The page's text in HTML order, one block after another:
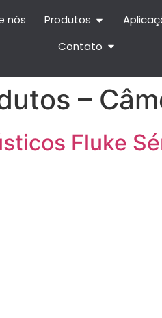
nós Produtos
Contato
–
Fluke